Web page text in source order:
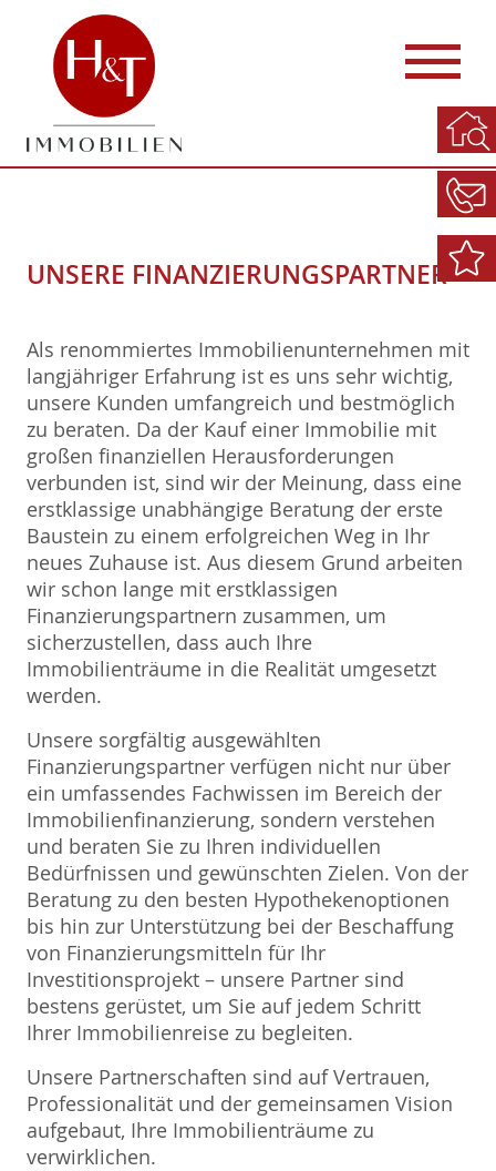
UNSERE FINANZIERUNGSPARTNER
Als renommiertes Immobilienunternehmen mit
langjähriger Erfahrung ist es uns sehr wichtig,
unsere Kunden umfangreich und bestmöglich
zu beraten. Da der Kauf einer Immobilie mit
großen finanziellen Herausforderungen
verbunden ist, sind wir der Meinung, dass eine
erstklassige unabhängige Beratung der erste
Baustein zu einem erfolgreichen Weg in Ihr
neues Zuhause ist. Aus diesem Grund arbeiten
wir schon lange mit erstklassigen
Finanzierungspartnern zusammen, um
sicherzustellen, dass auch Ihre
Immobilienträume in die Realität umgesetzt
werden.
Unsere sorgfältig ausgewählten
Finanzierungspartner verfügen nicht nur über
ein umfassendes Fachwissen im Bereich der
Immobilienfinanzierung, sondern verstehen
und beraten Sie zu Ihren individuellen
Bedürfnissen und gewünschten Zielen. Von der
Beratung zu den besten Hypothekenoptionen
bis hin zur Unterstützung bei der Beschaffung
von Finanzierungsmitteln für Ihr
Investitionsprojekt – unsere Partner sind
bestens gerüstet, um Sie auf jedem Schritt
Ihrer Immobilienreise zu begleiten.
Unsere Partnerschaften sind auf Vertrauen,
Professionalität und der gemeinsamen Vision
aufgebaut, Ihre Immobilienträume zu
verwirklichen.